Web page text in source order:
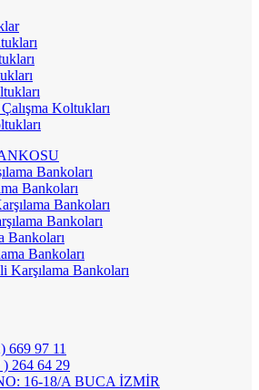
Koltukları
Bankoları
Bankoları
Bankoları
Bankoları
Bankoları
Bankoları
Karşılama Bankoları
669 97 11
264 64 29
16-18/A BUCA İZMİR